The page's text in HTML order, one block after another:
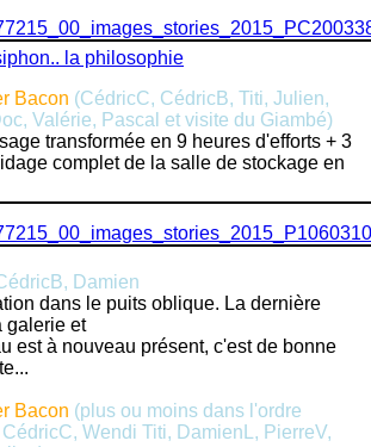
la philosophie
Bacon (CédricC, CédricB, Titi, Julien,
Valérie, Pascal et visite du Giambé)
transformée en 9 heures d'efforts + 3
complet de la salle de stockage en
Damien
dans le puits oblique. La dernière
galerie et
est à nouveau présent, c'est de bonne
Bacon (plus ou moins dans l'ordre
Wendi Titi, DamienL, PierreV,